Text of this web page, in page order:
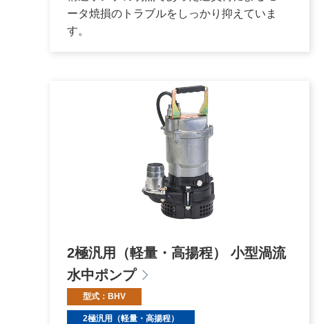
ータ焼損のトラブルをしっかり抑えていま
す。
2極汎用（軽量・高揚程） 小型渦流
水中ポンプ
型式：BHV
2極汎用（軽量・高揚程）